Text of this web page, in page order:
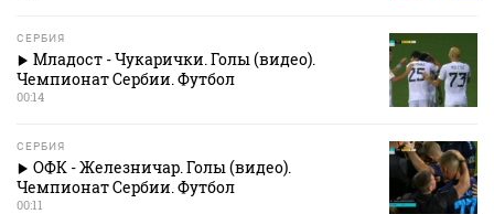
СЕРБИЯ
Младост - Чукарички. Голы (видео).
Чемпионат Сербии. Футбол
00:14
СЕРБИЯ
ОФК - Железничар. Голы (видео).
Чемпионат Сербии. Футбол
00:11